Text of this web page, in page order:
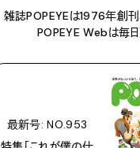
雑誌POPEYEは1976年創刊
POPEYE Webは毎日
最新号: NO.953